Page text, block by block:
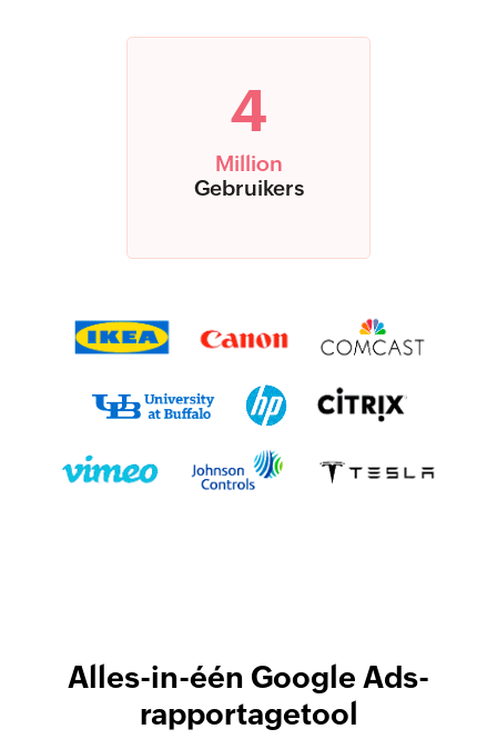
4
Million
Gebruikers
Alles-in-één Google Ads-
rapportagetool